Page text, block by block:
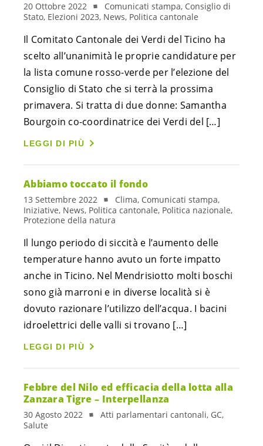
20 Ottobre 2022
Comunicati stampa, Consiglio di
Stato, Elezioni 2023, News, Politica cantonale
Il Comitato Cantonale dei Verdi del Ticino ha
scelto all’unanimità le proprie candidature per
la lista comune rosso-verde per l’elezione del
Consiglio di Stato che si terrà la prossima
primavera. Si tratta di due donne: Samantha
Bourgoin co-coordinatrice dei Verdi del […]
LEGGI DI PIÙ
Abbiamo toccato il fondo
13 Settembre 2022
Clima, Comunicati stampa,
Iniziative, News, Politica cantonale, Politica nazionale,
Protezione della natura
Il lungo periodo di siccità e l’aumento delle
temperature hanno avuto un forte impatto
anche in Ticino. Nel Mendrisiotto molti boschi
sono già marroni e in diverse località si è
dovuto razionare l’utilizzo dell’acqua. I bacini
idroelettrici delle valli si trovano […]
LEGGI DI PIÙ
Febbre del Nilo ed efficacia della lotta alla
Zanzara Tigre – Interpellanza
30 Agosto 2022
Atti parlamentari cantonali, GC,
Salute